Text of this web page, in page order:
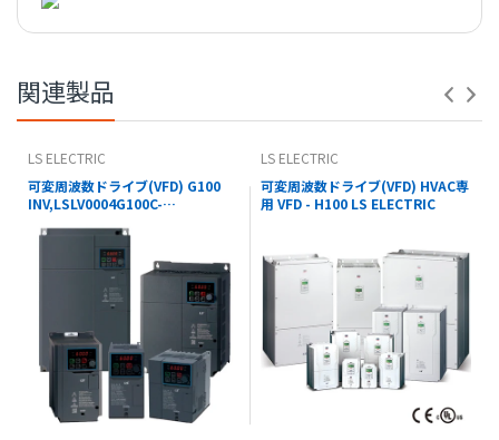
関連製品
LS ELECTRIC
可変周波数ドライブ(VFD) G100
INV,LSLV0004G100C-
LS ELECTRIC
可変周波数ドライブ(VFD) HVAC専
用 VFD - H100 LS ELECTRIC